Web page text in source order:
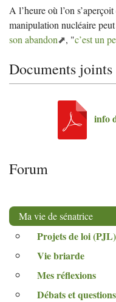
A l’heure où l’on
manipulation nucléaire peut
son abandon
, "c’est un
Documents joints
info
Forum
Ma vie de sénatrice
Projets de loi (PJL
Vie briarde
Mes réflexions
Débats et